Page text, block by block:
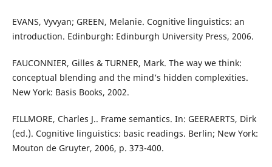
EVANS, Vyvyan; GREEN, Melanie. Cognitive linguistics: an
introduction. Edinburgh: Edinburgh University Press, 2006.
FAUCONNIER, Gilles & TURNER, Mark. The way we think:
conceptual blending and the mind’s hidden complexities.
New York: Basis Books, 2002.
FILLMORE, Charles J.. Frame semantics. In: GEERAERTS, Dirk
(ed.). Cognitive linguistics: basic readings. Berlin; New York:
Mouton de Gruyter, 2006, p. 373-400.